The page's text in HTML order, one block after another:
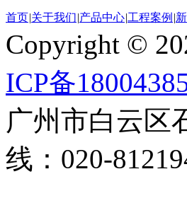
首页|关于我们|产品中心|工程案例 |
Copyright ©
ICP备
广州市白云区
线：020-